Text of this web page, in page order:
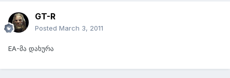
GT-R
Posted March 3, 2011
EA-მა დახურა